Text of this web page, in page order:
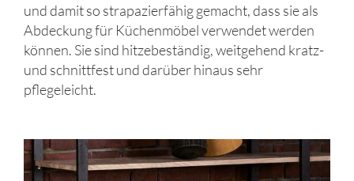
und damit so strapazierfähig gemacht, dass sie als
Abdeckung für Küchenmöbel verwendet werden
können. Sie sind hitzebeständig, weitgehend kratz-
und schnittfest und darüber hinaus sehr
pflegeleicht.